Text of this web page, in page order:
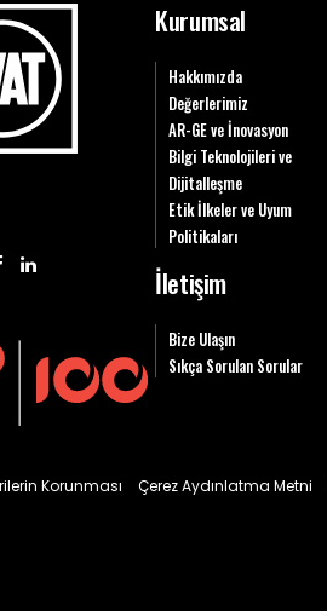
Kurumsal
Hakkımızda
Değerlerimiz
AR-GE ve İnovasyon
Bilgi Teknolojileri ve
Dijitalleşme
Etik İlkeler ve Uyum
Politikaları
İletişim
Bize Ulaşın
Sıkça Sorulan Sorular
Korunması Çerez Aydınlatma Metni